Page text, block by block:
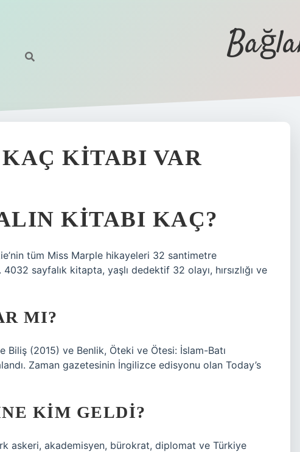
KITABI VAR
KITABI KAÇ?
tüm Miss Marple hikayeleri 32 santimetre
4032 sayfalık kitapta, yaşlı dedektif 32 olayı, hırsızlığı ve
MI?
Biliş (2015) ve Benlik, Öteki ve Ötesi: İslam-Batı
Zaman gazetesinin İngilizce edisyonu olan Today’s
KIM GELDI?
askeri, akademisyen, bürokrat, diplomat ve Türkiye